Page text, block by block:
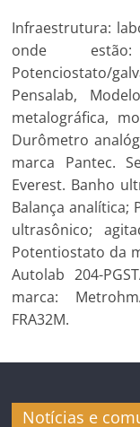
Infraestrutura:
onde
Potenciostato/
Pensalab,
metalográfica,
Durômetro
marca Pantec.
Everest. Banho
Balança analítica;
ultrasônico;
Potentiostato da
Autolab 204-
marca:
FRA32M.
Notícias e